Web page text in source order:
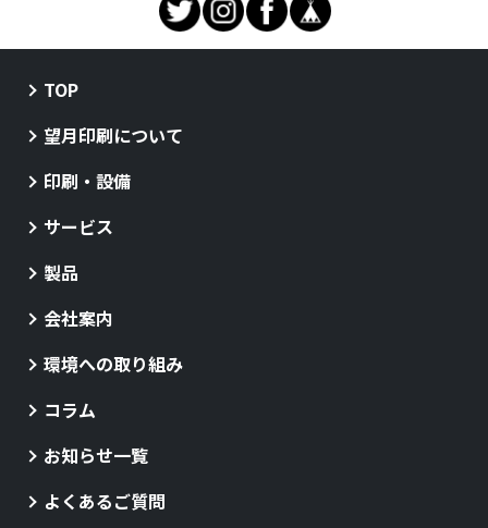
TOP
望月印刷について
印刷・設備
サービス
製品
会社案内
環境への取り組み
コラム
お知らせ一覧
よくあるご質問